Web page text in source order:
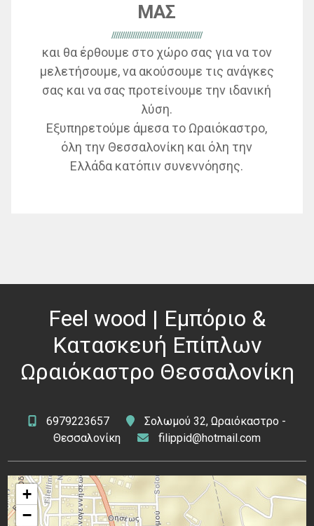
ΜΑΣ
///////////////////////////////////////////
και θα έρθουμε στο χώρο σας για να τον
μελετήσουμε, να ακούσουμε τις ανάγκες
σας και να σας προτείνουμε την ιδανική
λύση.
Εξυπηρετούμε άμεσα το Ωραιόκαστρο,
όλη την Θεσσαλονίκη και όλη την
Ελλάδα κατόπιν συνεννόησης.
Feel wood | Εμπόριο &
Κατασκευή Επίπλων
Ωραιόκαστρο Θεσσαλονίκη
+
−
6979223657
Σολωμού 32, Ωραιόκαστρο -
Θεσσαλονίκη
filippid@hotmail.com